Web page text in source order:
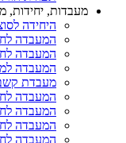
מעבדות, יחידות,
היחידה
המעבדה
המעבדה
המעבדה
מעבדת
המעבדה
המעבדה
המעבדה
המעבדה